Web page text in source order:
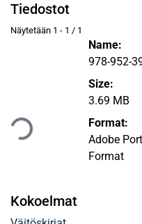
Tiedostot
Näytetään 1 - 1 / 1
Ladataan...
Name:
978-952-
Size:
3.69 MB
Format:
Adobe
Format
Kokoelmat